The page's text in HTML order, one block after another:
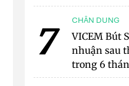
7 CHÂN DUNG
VICEM Bút
nhuận sau
trong 6